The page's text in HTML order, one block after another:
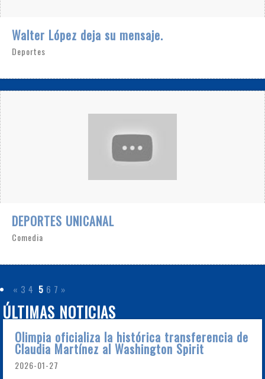
Walter López deja su mensaje.
Deportes
DEPORTES UNICANAL
Comedia
« 3 4 5 6 7 »
ÚLTIMAS NOTICIAS
Olimpia oficializa la histórica transferencia de
Claudia Martínez al Washington Spirit
2026-01-27